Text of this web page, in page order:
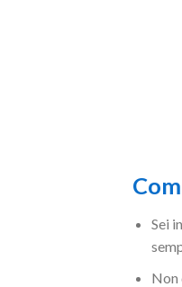
Sei
Non